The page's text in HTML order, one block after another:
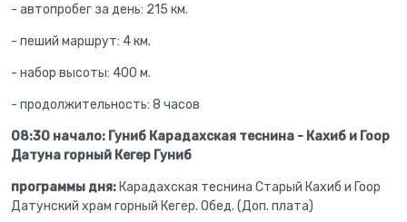
- автопробег за день: 215 км.
- пеший маршрут: 4 км.
- набор высоты: 400 м.
- продолжительность: 8 часов
08:30 начало: Гуниб Карадахская теснина - Кахиб и Гоор
Датуна горный Кегер Гуниб
программы дня: Карадахская теснина Старый Кахиб и Гоор
Датунский храм горный Кегер. Обед. (Доп. плата)